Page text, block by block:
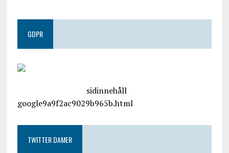
GDPR
sidinnehåll
google9a9f2ac9029b965b.html
TWITTER DAMER